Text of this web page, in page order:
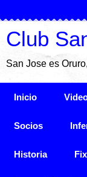
Club
San Jose es
Inicio
Socios
Historia